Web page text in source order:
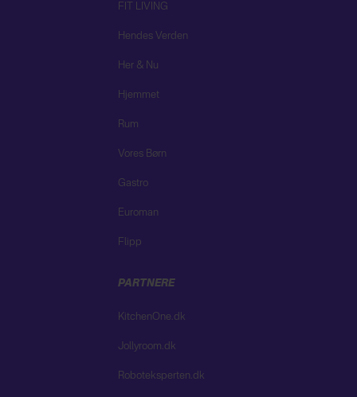
FIT LIVING
Hendes Verden
Her & Nu
Hjemmet
Rum
Vores Børn
Gastro
Euroman
Flipp
PARTNERE
KitchenOne.dk
Jollyroom.dk
Roboteksperten.dk